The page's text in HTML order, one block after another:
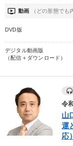
ondemand_video 動画 （どの形態でも
DVD版
デジタル動画版
（配信＋ダウンロード）
令
山
運
応）